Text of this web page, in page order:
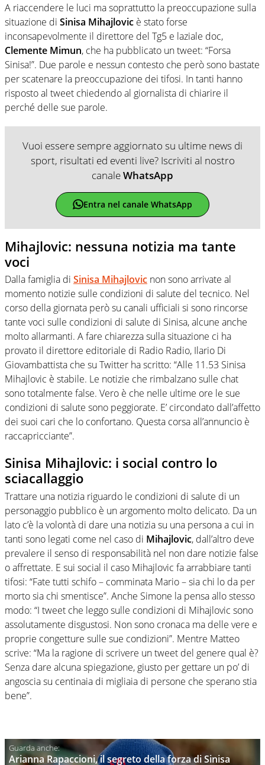
A riaccendere le luci ma soprattutto la preoccupazione sulla
situazione di Sinisa Mihajlovic è stato forse
inconsapevolmente il direttore del Tg5 e laziale doc,
Clemente Mimun, che ha pubblicato un tweet: “Forsa
Sinisa!”. Due parole e nessun contesto che però sono bastate
per scatenare la preoccupazione dei tifosi. In tanti hanno
risposto al tweet chiedendo al giornalista di chiarire il
perché delle sue parole.
Vuoi essere sempre aggiornato su ultime news di
sport, risultati ed eventi live? Iscriviti al nostro
canaleWhatsApp
Entra nel canale WhatsApp
Mihajlovic: nessuna notizia ma tante
voci
Dalla famiglia di Sinisa Mihajlovic non sono arrivate al
momento notizie sulle condizioni di salute del tecnico. Nel
corso della giornata però su canali ufficiali si sono rincorse
tante voci sulle condizioni di salute di Sinisa, alcune anche
molto allarmanti. A fare chiarezza sulla situazione ci ha
provato il direttore editoriale di Radio Radio, Ilario Di
Giovambattista che su Twitter ha scritto: “Alle 11.53 Sinisa
Mihajlovic è stabile. Le notizie che rimbalzano sulle chat
sono totalmente false. Vero è che nelle ultime ore le sue
condizioni di salute sono peggiorate. E’ circondato dall’affetto
dei suoi cari che lo confortano. Questa corsa all’annuncio è
raccapricciante”.
Sinisa Mihajlovic: i social contro lo
sciacallaggio
Trattare una notizia riguardo le condizioni di salute di un
personaggio pubblico è un argomento molto delicato. Da un
lato c’è la volontà di dare una notizia su una persona a cui in
tanti sono legati come nel caso di Mihajlovic, dall’altro deve
prevalere il senso di responsabilità nel non dare notizie false
o affrettate. E sui social il caso Mihajlovic fa arrabbiare tanti
tifosi: “Fate tutti schifo – comminata Mario – sia chi lo da per
morto sia chi smentisce”. Anche Simone la pensa allo stesso
modo: “I tweet che leggo sulle condizioni di Mihajlovic sono
assolutamente disgustosi. Non sono cronaca ma delle vere e
proprie congetture sulle sue condizioni”. Mentre Matteo
scrive: “Ma la ragione di scrivere un tweet del genere qual è?
Senza dare alcuna spiegazione, giusto per gettare un po’ di
angoscia su centinaia di migliaia di persone che sperano stia
bene”.
Arianna Rapaccioni, il segreto della forza di Sinisa